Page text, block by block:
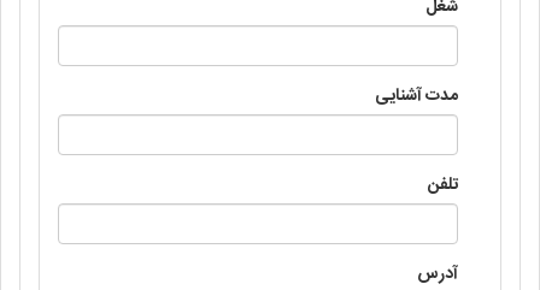
شغل
مدت آشنایی
تلفن
آدرس